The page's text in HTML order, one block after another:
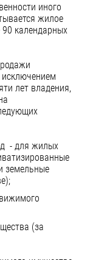
иного
жилое
90 календарных
лет владения,
- для жилых
земельные
(за